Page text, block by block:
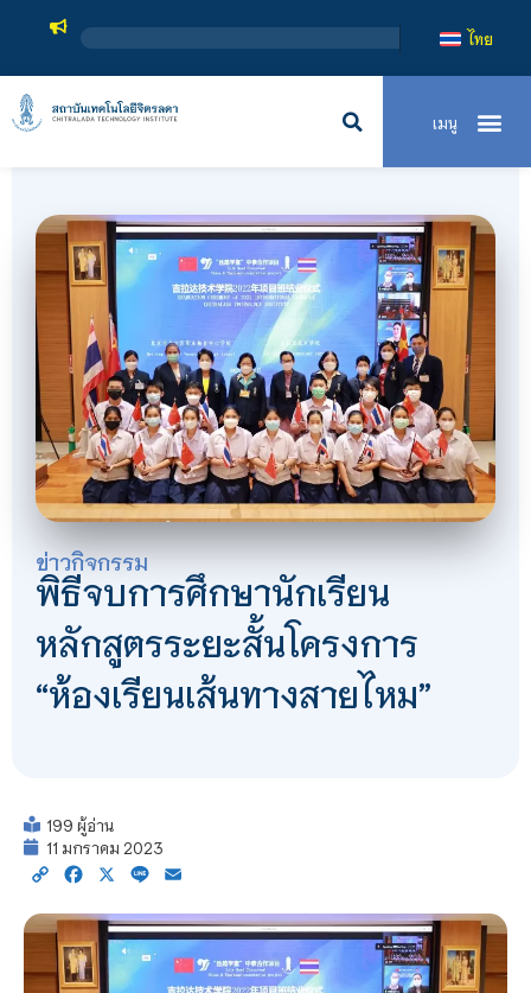
สถาบันเทคโนโลยี
ไทย
ข่าวกิจกรรม
พิธีจบการศึกษานักเรียน
หลักสูตรระยะสั้นโครงการ
“ห้องเรียนเส้นทางสายไหม”
199 ผู้อ่าน
11 มกราคม 2023
Copy Facebook
X Line